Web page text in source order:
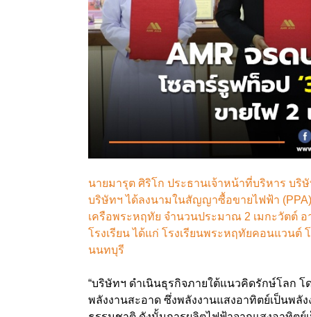
นายมารุต ศิริโก ประธานเจ้าหน้าที่บริหาร บริษั
บริษัทฯ ได้ลงนามในสัญญาซื้อขายไฟฟ้า
เครือพระหฤทัย จำนวนประมาณ 2 เมกะวัตต์
โรงเรียน ได้แก่ โรงเรียนพระหฤทัยคอนแวนต์
นนทบุรี
“บริษัทฯ ดำเนินธุรกิจภายใต้แนวคิดรักษ์โลก
พลังงานสะอาด ซึ่งพลังงานแสงอาทิตย์เป็นพ